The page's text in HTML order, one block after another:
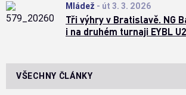
Mládež - út 3. 3. 2026
Tři výhry v Bratislavě. NG
i na druhém turnaji EYBL
VŠECHNY ČLÁNKY